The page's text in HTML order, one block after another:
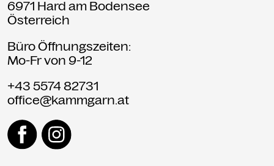
6971 Hard am Bodensee
Österreich
Büro Öffnungszeiten:
Mo-Fr von 9-12
+43 5574 82731
office@kammgarn.at